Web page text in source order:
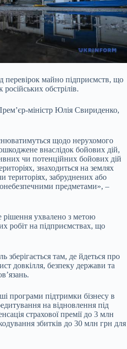
перевірок майно підприємств, що
обстрілів.
міністр Юлія Свириденко,
щодо нерухомого
внаслідок бойових дій,
чи потенційних бойових дій
знаходиться на землях
територіях, забруднених або
предметами», –
рішення ухвалено з метою
робіт на підприємствах, що
там, де йдеться про
довкілля, безпеку держави та
програми підтримки бізнесу в
на відновлення під
страхової премії до 3 млн
збитків до 30 млн грн для